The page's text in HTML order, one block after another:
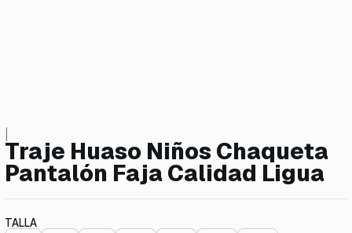
Traje Huaso Niños Chaqueta
Pantalón Faja Calidad Ligua
TALLA